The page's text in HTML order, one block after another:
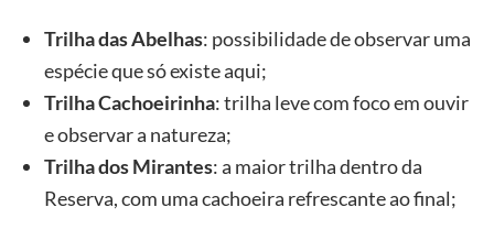
Trilha das Abelhas: possibilidade de observar uma
espécie que só existe aqui;
Trilha Cachoeirinha: trilha leve com foco em ouvir
e observar a natureza;
Trilha dos Mirantes: a maior trilha dentro da
Reserva, com uma cachoeira refrescante ao final;